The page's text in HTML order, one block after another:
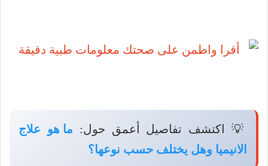
💡 اكتشف تفاصيل أعمق حول: ما هو علاج
الانيميا وهل يختلف حسب نوعها؟